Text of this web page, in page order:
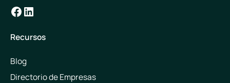
Facebook
LinkedIn
Recursos
Blog
Directorio de Empresas